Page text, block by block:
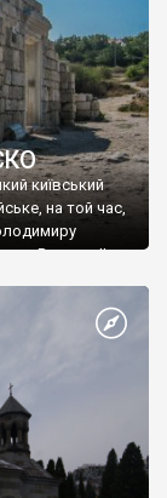
київський
на той час,
Василю ІІ, та
християнином.
Таврійського